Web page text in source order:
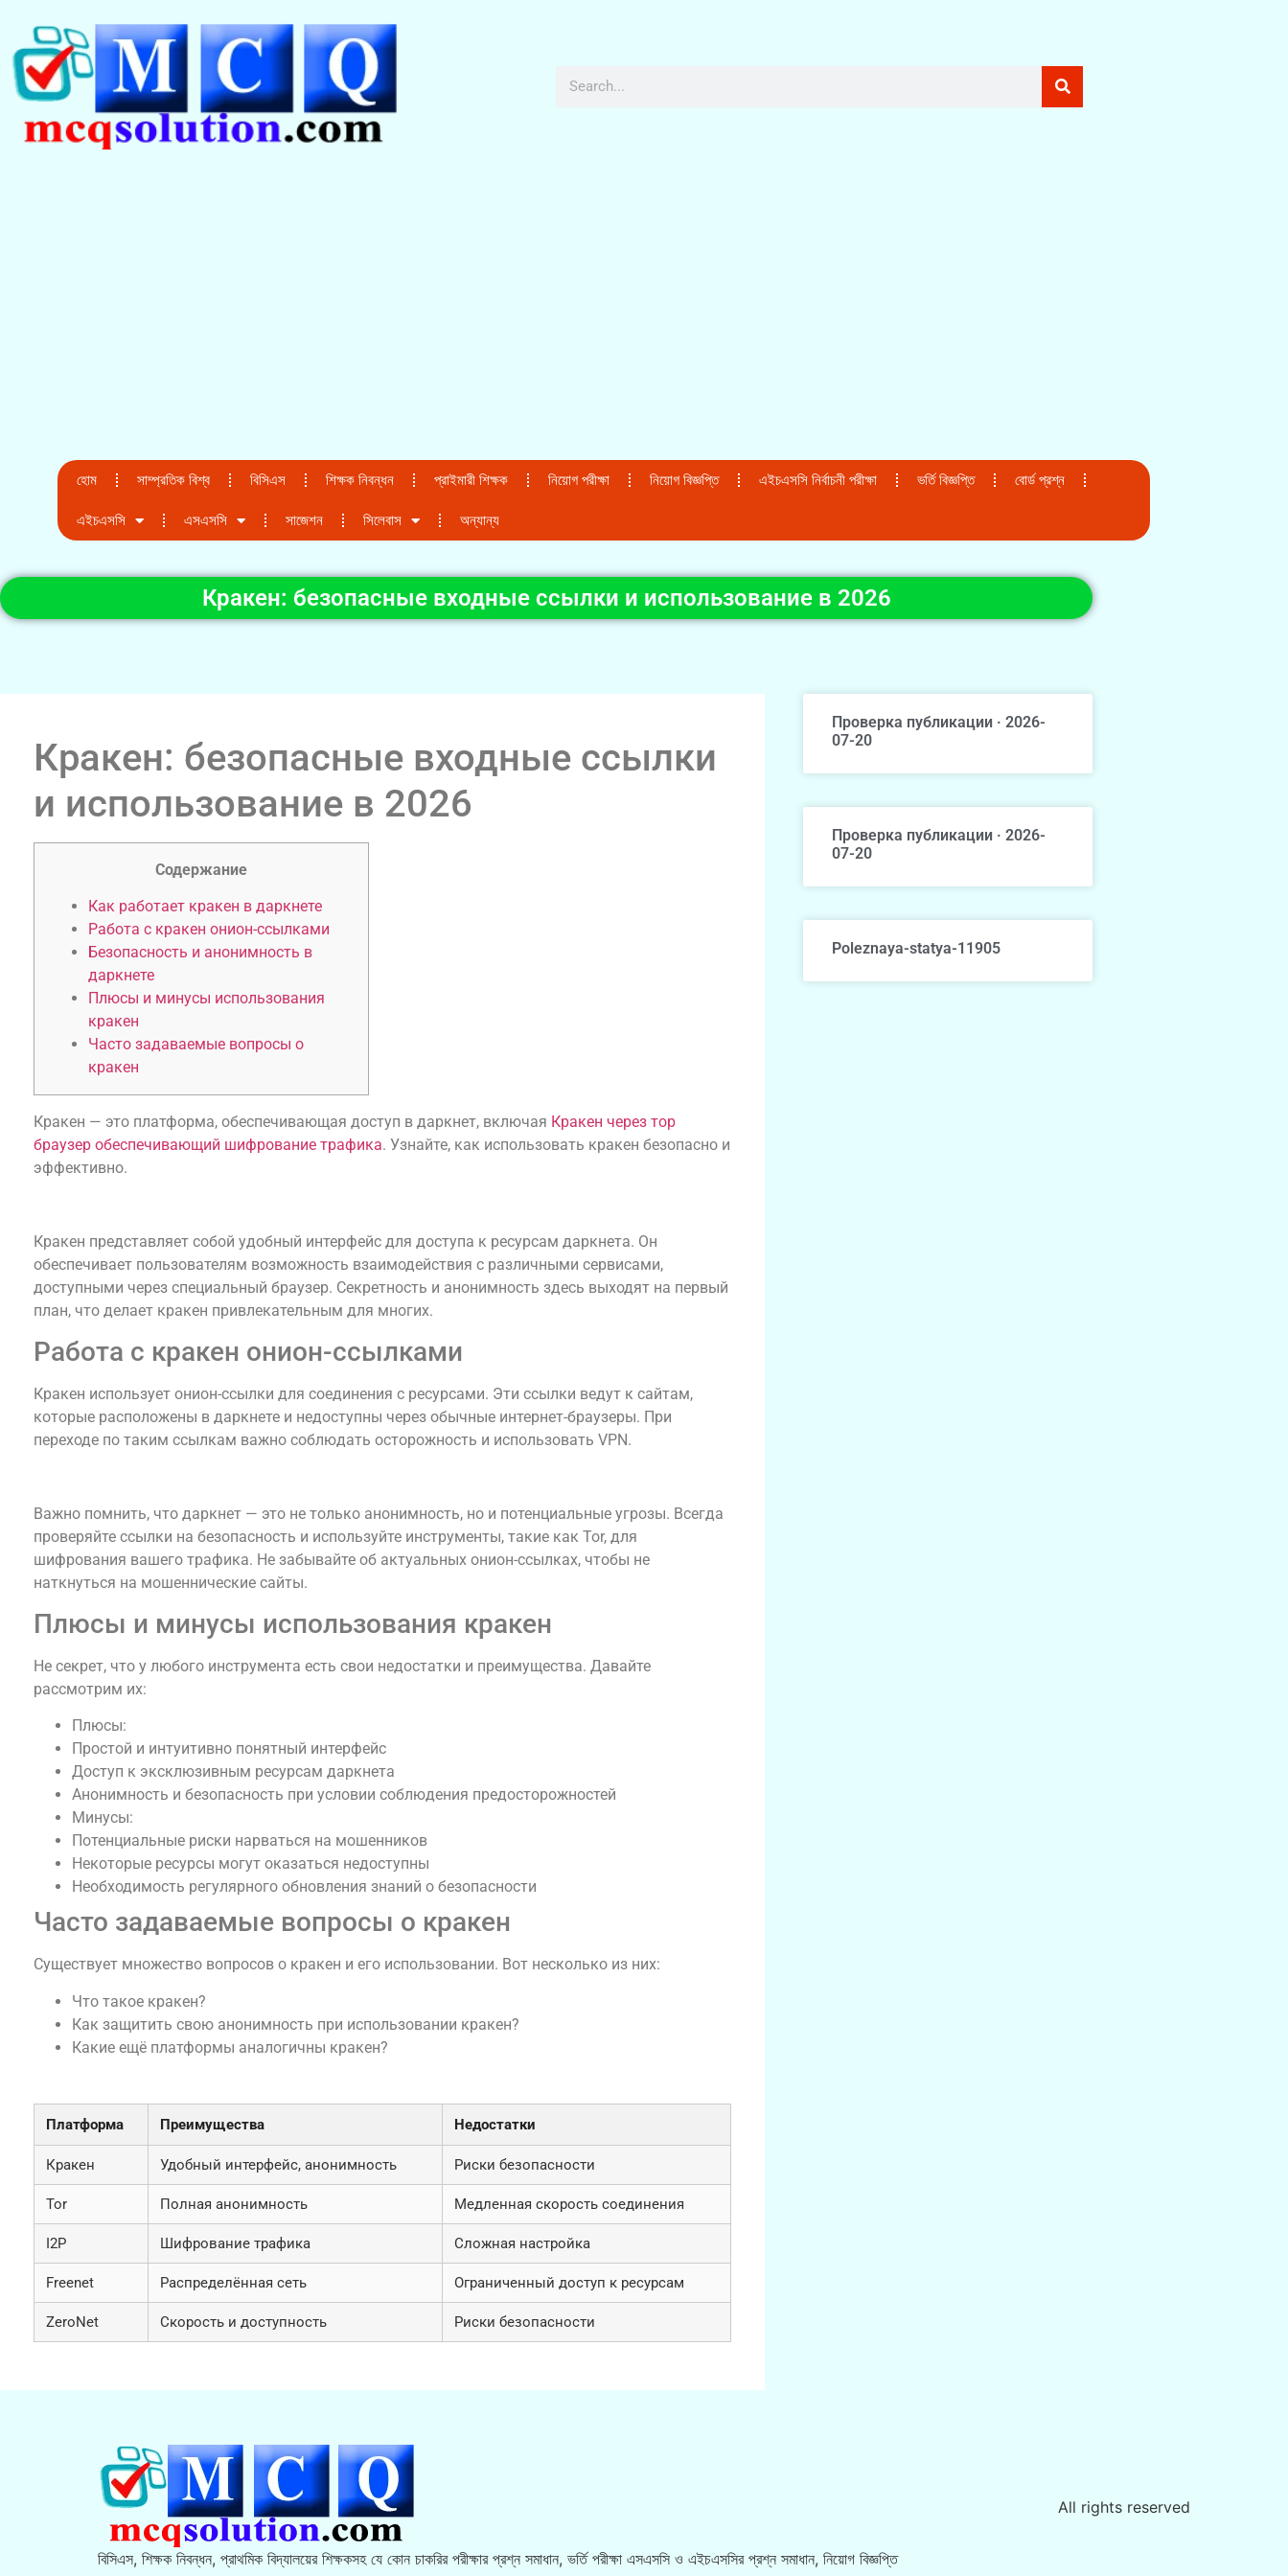
হোম সাম্প্রতিক বিশ্ব বিসিএস শিক্ষক নিবন্ধন প্রাইমারী শিক্ষক নিয়োগ পরীক্ষা নিয়োগ বিজ্ঞপ্তি এইচএসসি নির্বাচনী পরীক্ষা ভর্তি বিজ্ঞপ্তি বোর্ড প্রশ্ন
এইচএসসি এসএসসি সাজেশন সিলেবাস অন্যান্য
Кракен: безопасные входные ссылки и использование в 2026
Кракен: безопасные входные ссылки
и использование в 2026
Содержание
Как работает кракен в даркнете
Работа с кракен онион-ссылками
Безопасность и анонимность в
даркнете
Плюсы и минусы использования
кракен
Часто задаваемые вопросы о
кракен
Кракен — это платформа, обеспечивающая доступ в даркнет, включая Кракен через тор
браузер обеспечивающий шифрование трафика. Узнайте, как использовать кракен безопасно и
эффективно.
Кракен представляет собой удобный интерфейс для доступа к ресурсам даркнета. Он
обеспечивает пользователям возможность взаимодействия с различными сервисами,
доступными через специальный браузер. Секретность и анонимность здесь выходят на первый
план, что делает кракен привлекательным для многих.
Работа с кракен онион-ссылками
Кракен использует онион-ссылки для соединения с ресурсами. Эти ссылки ведут к сайтам,
которые расположены в даркнете и недоступны через обычные интернет-браузеры. При
переходе по таким ссылкам важно соблюдать осторожность и использовать VPN.
Важно помнить, что даркнет — это не только анонимность, но и потенциальные угрозы. Всегда
проверяйте ссылки на безопасность и используйте инструменты, такие как Tor, для
шифрования вашего трафика. Не забывайте об актуальных онион-ссылках, чтобы не
наткнуться на мошеннические сайты.
Плюсы и минусы использования кракен
Не секрет, что у любого инструмента есть свои недостатки и преимущества. Давайте
рассмотрим их:
Плюсы:
Простой и интуитивно понятный интерфейс
Доступ к эксклюзивным ресурсам даркнета
Анонимность и безопасность при условии соблюдения предосторожностей
Минусы:
Потенциальные риски нарваться на мошенников
Некоторые ресурсы могут оказаться недоступны
Необходимость регулярного обновления знаний о безопасности
Часто задаваемые вопросы о кракен
Существует множество вопросов о кракен и его использовании. Вот несколько из них:
Что такое кракен?
Как защитить свою анонимность при использовании кракен?
Какие ещё платформы аналогичны кракен?
Платформа Преимущества Недостатки
Кракен Удобный интерфейс, анонимность Риски безопасности
Tor Полная анонимность Медленная скорость соединения
I2P Шифрование трафика Сложная настройка
Freenet Распределённая сеть Ограниченный доступ к ресурсам
ZeroNet Скорость и доступность Риски безопасности
Проверка публикации · 2026-
07-20
Проверка публикации · 2026-
07-20
Poleznaya-statya-11905
বিসিএস, শিক্ষক নিবন্ধন, প্রাথমিক বিদ্যালয়ের শিক্ষকসহ যে কোন চাকরির পরীক্ষার প্রশ্ন সমাধান, ভর্তি পরীক্ষা এসএসসি ও এইচএসসির প্রশ্ন সমাধান, নিয়োগ বিজ্ঞপ্তি
All rights reserved